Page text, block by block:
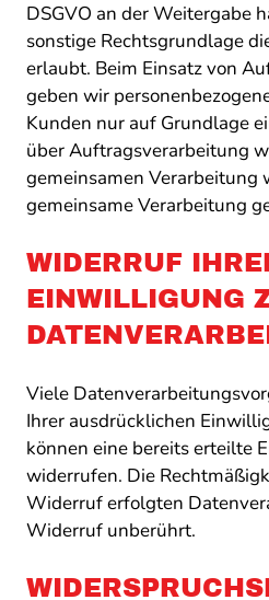
DSGVO an der Weitergabe
sonstige Rechtsgrundlage
erlaubt. Beim Einsatz von
geben wir
Kunden nur auf Grundlage
über Auftragsverarbeitung
gemeinsamen Verarbeitung
gemeinsame Verarbeitung
WIDERRUF
EINWILLIGUNG
Viele
Ihrer ausdrücklichen
können eine bereits erteilte
widerrufen. Die
Widerruf erfolgten
Widerruf unberührt.